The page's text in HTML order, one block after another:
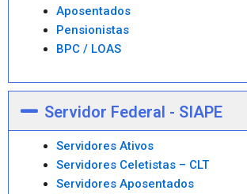
Aposentados
Pensionistas
BPC / LOAS
Servidor Federal - SIAPE
Servidores Ativos
Servidores Celetistas – CLT
Servidores Aposentados